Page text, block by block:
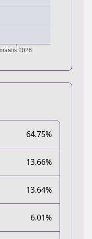
64.75%
13.66%
13.64%
6.01%